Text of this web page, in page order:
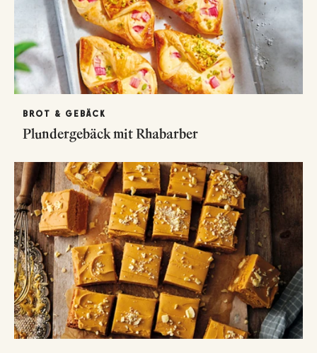
BROT & GEBÄCK
Plundergebäck mit Rhabarber